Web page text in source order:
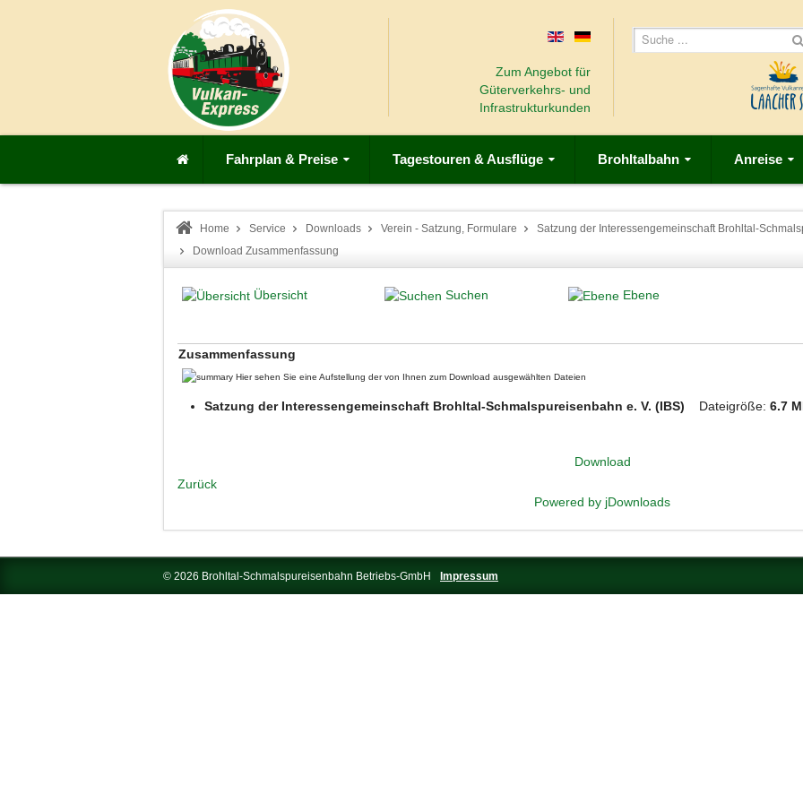
Zum Angebot für
Güterverkehrs- und
Infrastrukturkunden
Fahrplan & Preise Tagestouren & Ausflüge Brohltalbahn Anreise
Home Service Downloads Verein - Satzung, Formulare
Satzung der Interessengemeinschaft Brohltal-
Download Zusammenfassung
Übersicht Suchen Ebene
Zusammenfassung
Hier sehen Sie eine Aufstellung der von Ihnen zum Download ausgewählten Dateien
Satzung der Interessengemeinschaft Brohltal-Schmalspureisenbahn e. V. (IBS) Dateigröße: 6.7
Download
Zurück
Powered by jDownloads
© 2026 Brohltal-Schmalspureisenbahn Betriebs-GmbH Impressum